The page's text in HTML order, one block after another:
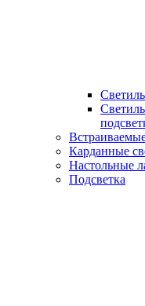
Карданные
Настольные
Подсветка